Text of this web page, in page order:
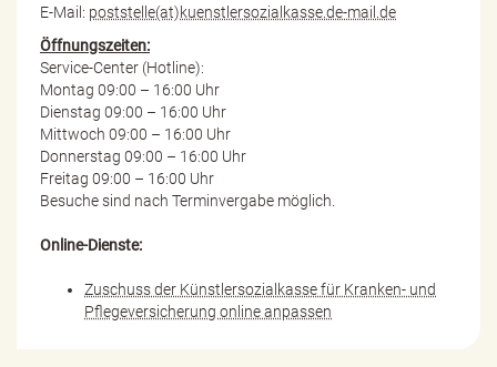
E-Mail: poststelle(at)kuenstlersozialkasse.de-mail.de
Öffnungszeiten:
Service-Center (Hotline):
Montag 09:00 – 16:00 Uhr
Dienstag 09:00 – 16:00 Uhr
Mittwoch 09:00 – 16:00 Uhr
Donnerstag 09:00 – 16:00 Uhr
Freitag 09:00 – 16:00 Uhr
Besuche sind nach Terminvergabe möglich.
Online-Dienste:
Zuschuss der Künstlersozialkasse für Kranken- und
Pflegeversicherung online anpassen